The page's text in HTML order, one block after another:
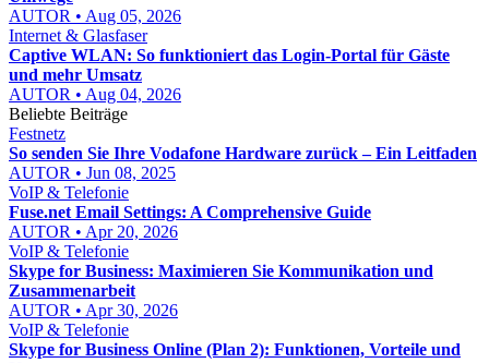
AUTOR • Aug 05, 2026
Internet & Glasfaser
Captive WLAN: So funktioniert das Login-Portal für Gäste
und mehr Umsatz
AUTOR • Aug 04, 2026
Beliebte Beiträge
Festnetz
So senden Sie Ihre Vodafone Hardware zurück – Ein Leitfaden
AUTOR • Jun 08, 2025
VoIP & Telefonie
Fuse.net Email Settings: A Comprehensive Guide
AUTOR • Apr 20, 2026
VoIP & Telefonie
Skype for Business: Maximieren Sie Kommunikation und
Zusammenarbeit
AUTOR • Apr 30, 2026
VoIP & Telefonie
Skype for Business Online (Plan 2): Funktionen, Vorteile und